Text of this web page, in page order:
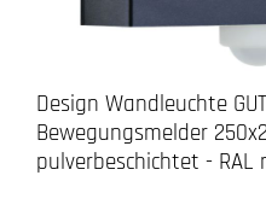
Design Wandleuchte
Bewegungsmelder
pulverbeschichtet - RAL